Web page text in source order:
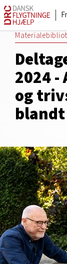
2024
og